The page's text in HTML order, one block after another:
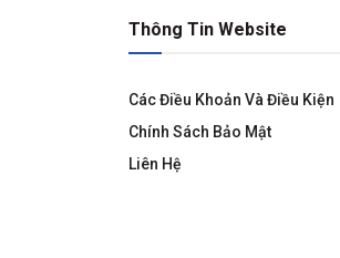
Thông Tin Website
Các Điều Khoản Và Điều Kiện
Chính Sách Bảo Mật
Liên Hệ